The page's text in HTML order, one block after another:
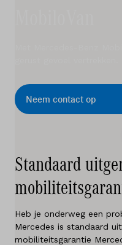
Vacatures
Vestigingen
Neem contact op
Standaard
Heb je onderweg een
Mercedes is standaard
mobiliteitsgarantie